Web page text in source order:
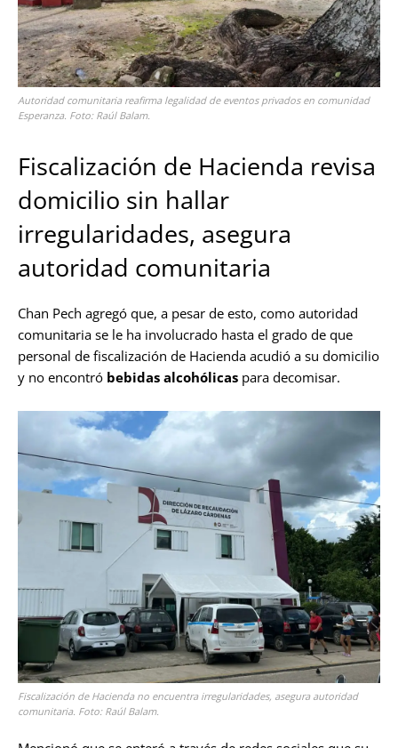
Autoridad comunitaria reafirma legalidad de eventos privados en comunidad
Esperanza. Foto: Raúl Balam.
Fiscalización de Hacienda revisa
domicilio sin hallar
irregularidades, asegura
autoridad comunitaria
Chan Pech agregó que, a pesar de esto, como autoridad
comunitaria se le ha involucrado hasta el grado de que
personal de fiscalización de Hacienda acudió a su domicilio
y no encontró bebidas alcohólicas para decomisar.
Fiscalización de Hacienda no encuentra irregularidades, asegura autoridad
comunitaria. Foto: Raúl Balam.